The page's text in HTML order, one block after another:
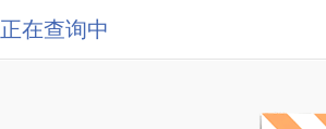
正在查询中